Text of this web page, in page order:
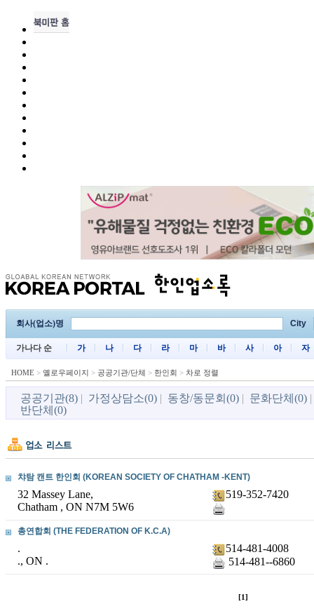
회사(업소)명 City
가나다 순 가 나 다 라 마 바 사 아 자
HOME > 옐로우페이지 > 공공기관/단체 > 한인회 > 차로 정렬
공공기관(8) | 가정상담소(0) | 동창/동문회(0) | 문화단체(0)
반단체(0)
챠탐 캔트 한인회 (KOREAN SOCIETY OF CHATHAM -KENT)
32 Massey Lane,
Chatham , ON N7M 5W6
519-352-7420
총연합회 (THE FEDERATION OF K.C.A)
.
., ON .
514-481-4008
514-481--6860
[1]